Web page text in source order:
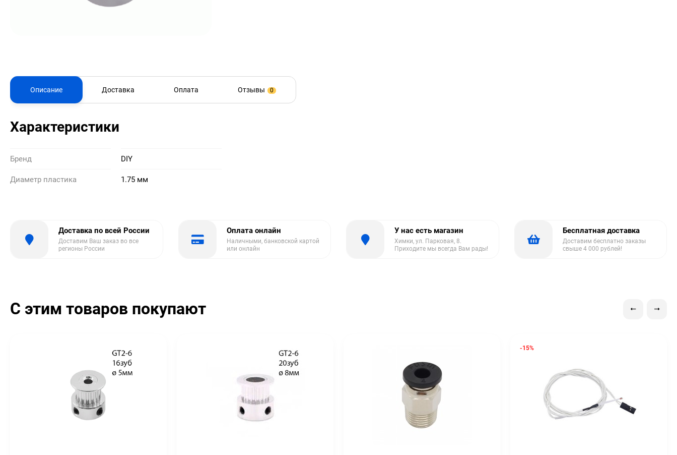
Описание Доставка Оплата Отзывы 0
Характеристики
Бренд DIY
Диаметр пластика 1.75 мм
Доставка по всей России
Доставим Ваш заказ во все
регионы России
Оплата онлайн
Наличными, банковской картой
или онлайн
У нас есть магазин
Химки, ул. Парковая, 8.
Приходите мы всегда Вам рады!
Бесплатная доставка
Доставим бесплатно заказы
свыше 4 000 рублей!
С этим товаров покупают
-15%